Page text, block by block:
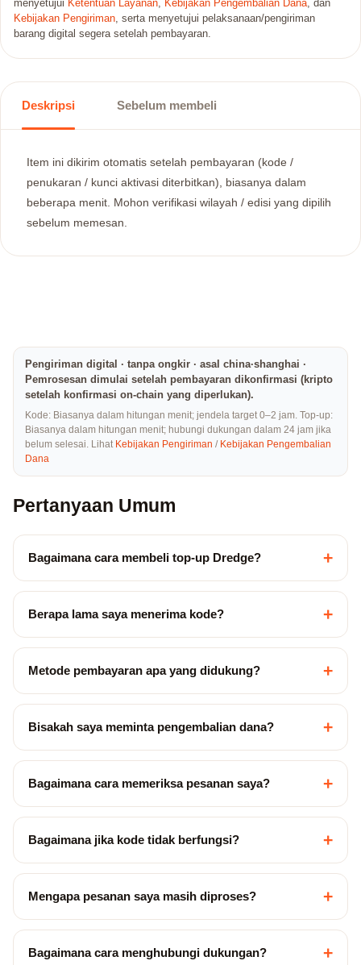
menyetujui Ketentuan Layanan, Kebijakan Pengembalian Dana, dan
Kebijakan Pengiriman, serta menyetujui pelaksanaan/pengiriman
barang digital segera setelah pembayaran.
Deskripsi Sebelum membeli
Item ini dikirim otomatis setelah pembayaran (kode /
penukaran / kunci aktivasi diterbitkan), biasanya dalam
beberapa menit. Mohon verifikasi wilayah / edisi yang dipilih
sebelum memesan.
Pengiriman digital · tanpa ongkir · asal china·shanghai ·
Pemrosesan dimulai setelah pembayaran dikonfirmasi (kripto
setelah konfirmasi on-chain yang diperlukan).
Kode: Biasanya dalam hitungan menit; jendela target 0–2 jam. Top-up:
Biasanya dalam hitungan menit; hubungi dukungan dalam 24 jam jika
belum selesai. Lihat Kebijakan Pengiriman / Kebijakan Pengembalian
Dana
Pertanyaan Umum
Bagaimana cara membeli top-up Dredge? +
Berapa lama saya menerima kode? +
Metode pembayaran apa yang didukung? +
Bisakah saya meminta pengembalian dana? +
Bagaimana cara memeriksa pesanan saya? +
Bagaimana jika kode tidak berfungsi? +
Mengapa pesanan saya masih diproses? +
Bagaimana cara menghubungi dukungan? +